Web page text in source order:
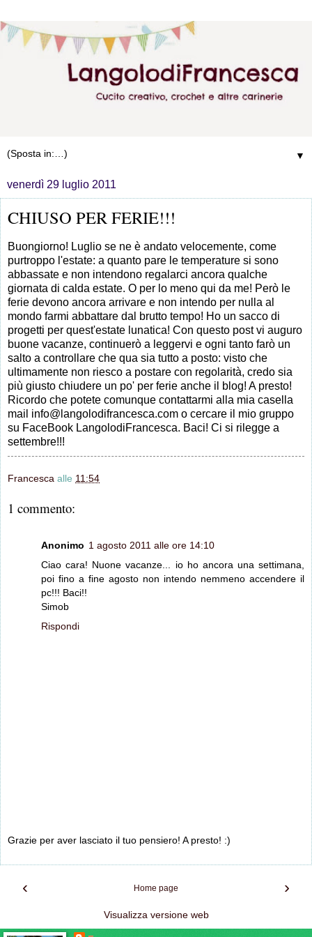
▼
venerdì 29 luglio 2011
CHIUSO PER FERIE!!!
Buongiorno! Luglio se ne è andato velocemente, come
purtroppo l'estate: a quanto pare le temperature si sono
abbassate e non intendono regalarci ancora qualche
giornata di calda estate. O per lo meno qui da me! Però le
ferie devono ancora arrivare e non intendo per nulla al
mondo farmi abbattare dal brutto tempo! Ho un sacco di
progetti per quest'estate lunatica! Con questo post vi auguro
buone vacanze, continuerò a leggervi e ogni tanto farò un
salto a controllare che qua sia tutto a posto: visto che
ultimamente non riesco a postare con regolarità, credo sia
più giusto chiudere un po' per ferie anche il blog! A presto!
Ricordo che potete comunque contattarmi alla mia casella
mail info@langolodifrancesca.com o cercare il mio gruppo
su FaceBook LangolodiFrancesca. Baci! Ci si rilegge a
settembre!!!
Francesca alle 11:54
1 commento:
Anonimo 1 agosto 2011 alle ore 14:10
Ciao cara! Nuone vacanze... io ho ancora una settimana,
poi fino a fine agosto non intendo nemmeno accendere il
pc!!! Baci!!
Simob
Rispondi
Grazie per aver lasciato il tuo pensiero! A presto! :)
‹ ›
Home page
Visualizza versione web